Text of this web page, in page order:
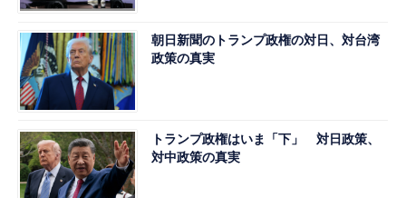
朝日新聞のトランプ政権の対日、対台湾
政策の真実
トランプ政権はいま「下」 対日政策、
対中政策の真実